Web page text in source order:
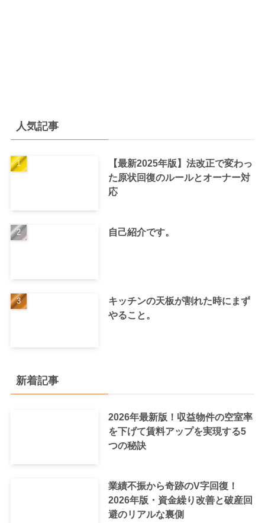
人気記事
【最新2025年版】法改正で変わっ
た原状回復のルールとオーナー対
応
自己紹介です。
キッチンの天板が割れた時にまず
やること。
新着記事
2026年最新版！収益物件の空室率
を下げて賃料アップを実現する5
つの秘訣
業績不振から奇跡のV字回復！
2026年版・資金繰り改善と破産回
避のリアルな裏側